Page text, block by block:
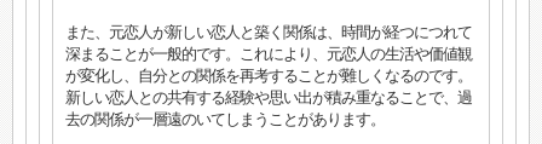
また、元恋人が新しい恋人と築く関係は、時間が経つにつれて
深まることが一般的です。これにより、元恋人の生活や価値観
が変化し、自分との関係を再考することが難しくなるのです。
新しい恋人との共有する経験や思い出が積み重なることで、過
去の関係が一層遠のいてしまうことがあります。